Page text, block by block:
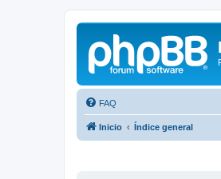
FAQ
Inicio Índice general